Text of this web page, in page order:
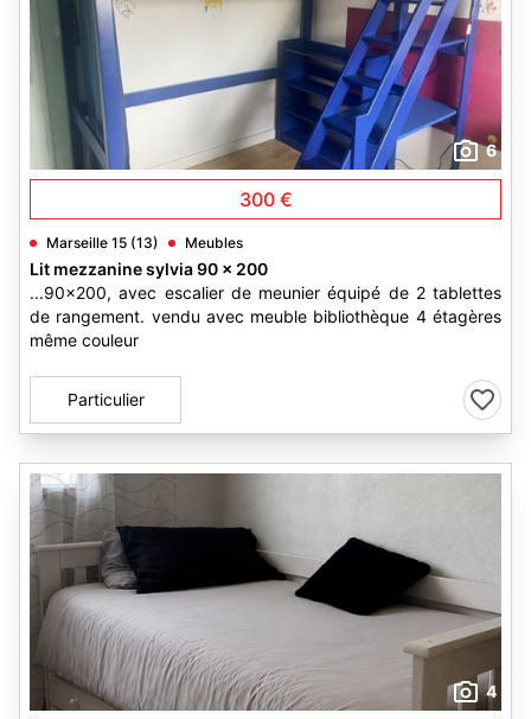
6
300 €
Marseille 15 (13) Meubles
Lit mezzanine sylvia 90 x 200
...90x200, avec escalier de meunier équipé de 2 tablettes
de rangement. vendu avec meuble bibliothèque 4 étagères
même couleur
Particulier
4